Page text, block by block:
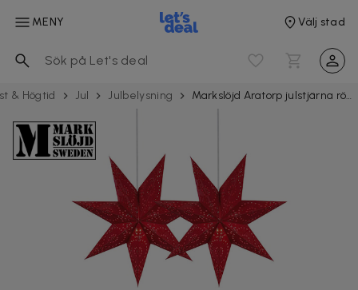
MENY Välj stad
& Högtid Jul Julbelysning Markslöjd Aratorp julstjärna röd 45 cm 2-pack